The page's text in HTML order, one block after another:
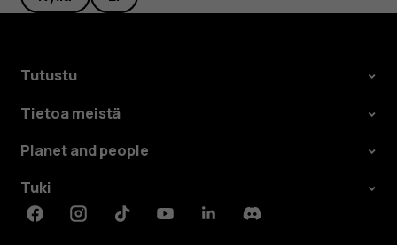
Tutustu
Tietoa meistä
Planet and people
Tuki
FacebookInstagramTiktokYoutubeLinkedinDiscord